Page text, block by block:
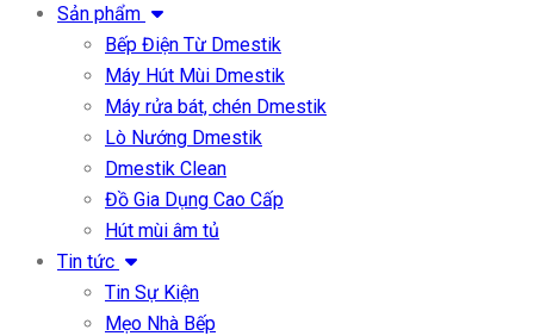
Sản phẩm
Bếp Điện Từ Dmestik
Máy Hút Mùi Dmestik
Máy rửa bát, chén Dmestik
Lò Nướng Dmestik
Dmestik Clean
Đồ Gia Dụng Cao Cấp
Hút mùi âm tủ
Tin tức
Tin Sự Kiện
Mẹo Nhà Bếp